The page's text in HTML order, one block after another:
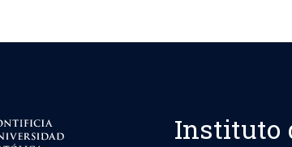
Instituto